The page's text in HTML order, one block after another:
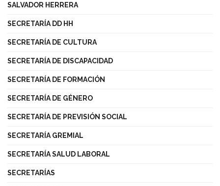
SALVADOR HERRERA
SECRETARÍA DD HH
SECRETARÍA DE CULTURA
SECRETARÍA DE DISCAPACIDAD
SECRETARÍA DE FORMACIÓN
SECRETARÍA DE GÉNERO
SECRETARÍA DE PREVISIÓN SOCIAL
SECRETARÍA GREMIAL
SECRETARÍA SALUD LABORAL
SECRETARÍAS